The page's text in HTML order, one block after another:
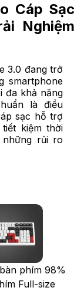
Cáp Sạc
Nghiệm
3.0 đang trở
smartphone
đa khả năng
là điều
sạc hỗ trợ
kiệm thời
rủi ro
phím 98%
Full-size